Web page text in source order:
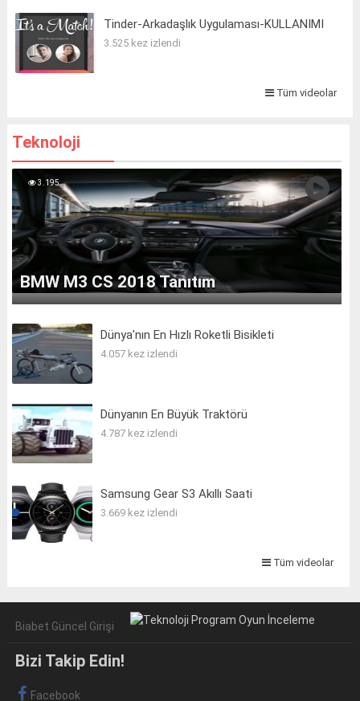
Tinder-Arkadaşlık Uygulaması-KULLANIMI
3.525 kez izlendi
Tüm videolar
Teknoloji
3.195
BMW M3 CS 2018 Tanıtım
Dünya’nın En Hızlı Roketli Bisikleti
4.057 kez izlendi
Dünyanın En Büyük Traktörü
4.787 kez izlendi
Samsung Gear S3 Akıllı Saati
3.669 kez izlendi
Tüm videolar
Biabet Güncel Girişi
Bizi Takip Edin!
Facebook